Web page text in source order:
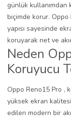
günlük kullanımdan
biçimde korur.
yapısı sayesinde
koruyarak net ve
Neden
Koruyucu
Oppo Reno15 Pro ,
yüksek ekran
edilen modern bir